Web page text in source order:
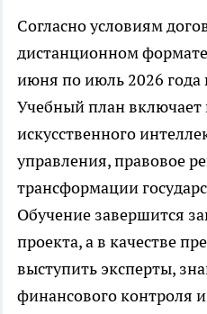
Согласно условиям
дистанционном формате
июня по июль 2026 года
Учебный план включает
искусственного
управления, правовое
трансформации
Обучение завершится
проекта, а в качестве
выступить эксперты,
финансового контроля